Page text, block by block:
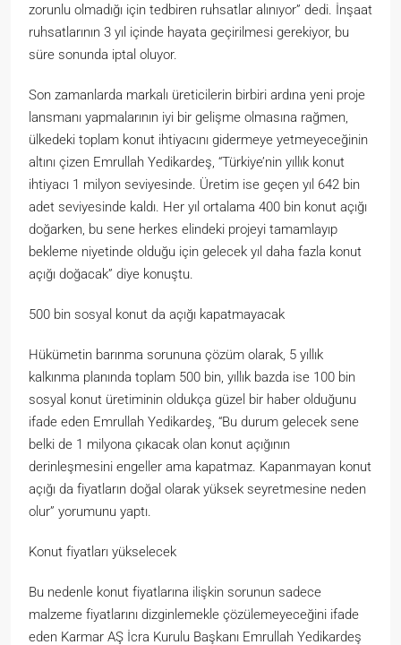
zorunlu olmadığı için tedbiren ruhsatlar alınıyor” dedi. İnşaat
ruhsatlarının 3 yıl içinde hayata geçirilmesi gerekiyor, bu
süre sonunda iptal oluyor.
Son zamanlarda markalı üreticilerin birbiri ardına yeni proje
lansmanı yapmalarının iyi bir gelişme olmasına rağmen,
ülkedeki toplam konut ihtiyacını gidermeye yetmeyeceğinin
altını çizen Emrullah Yedikardeş, “Türkiye’nin yıllık konut
ihtiyacı 1 milyon seviyesinde. Üretim ise geçen yıl 642 bin
adet seviyesinde kaldı. Her yıl ortalama 400 bin konut açığı
doğarken, bu sene herkes elindeki projeyi tamamlayıp
bekleme niyetinde olduğu için gelecek yıl daha fazla konut
açığı doğacak” diye konuştu.
500 bin sosyal konut da açığı kapatmayacak
Hükümetin barınma sorununa çözüm olarak, 5 yıllık
kalkınma planında toplam 500 bin, yıllık bazda ise 100 bin
sosyal konut üretiminin oldukça güzel bir haber olduğunu
ifade eden Emrullah Yedikardeş, “Bu durum gelecek sene
belki de 1 milyona çıkacak olan konut açığının
derinleşmesini engeller ama kapatmaz. Kapanmayan konut
açığı da fiyatların doğal olarak yüksek seyretmesine neden
olur” yorumunu yaptı.
Konut fiyatları yükselecek
Bu nedenle konut fiyatlarına ilişkin sorunun sadece
malzeme fiyatlarını dizginlemekle çözülemeyeceğini ifade
eden Karmar AŞ İcra Kurulu Başkanı Emrullah Yedikardeş